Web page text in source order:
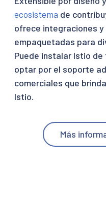
ecosistema de
ofrece integraciones
empaquetadas para
Puede instalar Istio
optar por el soporte
comerciales que
Istio.
Más